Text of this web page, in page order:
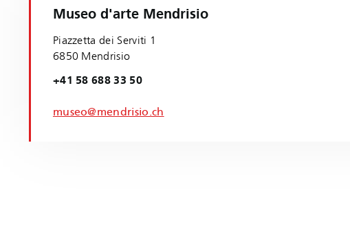
Museo d'arte Mendrisio
Piazzetta dei Serviti 1
6850 Mendrisio
+41 58 688 33 50
museo@mendrisio.ch